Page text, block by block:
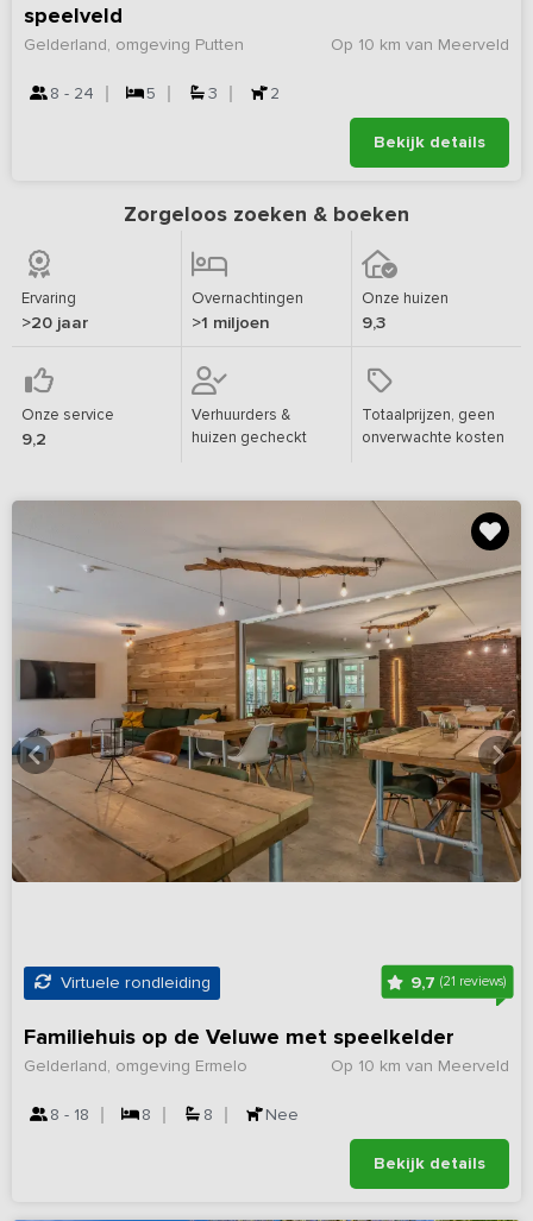
speelveld
Op 10 km van Meerveld
Gelderland, omgeving Putten
8 - 24 5 3 2
Bekijk details
Zorgeloos zoeken & boeken
Ervaring
>20 jaar
Overnachtingen
>1 miljoen
Onze huizen
9,3
Onze service
9,2
Verhuurders &
huizen gecheckt
Totaalprijzen, geen
onverwachte kosten
Virtuele rondleiding 9,7(21 reviews)
Familiehuis op de Veluwe met speelkelder
Op 10 km van Meerveld
Gelderland, omgeving Ermelo
8 - 18 8 8 Nee
Bekijk details